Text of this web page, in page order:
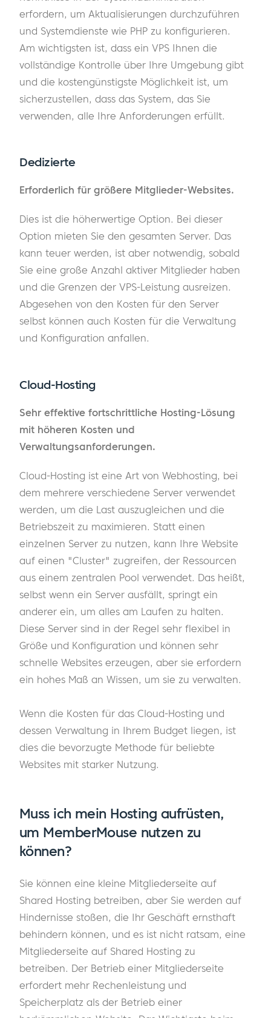
erfordern, um Aktualisierungen durchzuführen
und Systemdienste wie PHP zu konfigurieren.
Am wichtigsten ist, dass ein VPS Ihnen die
vollständige Kontrolle über Ihre Umgebung gibt
und die kostengünstigste Möglichkeit ist, um
sicherzustellen, dass das System, das Sie
verwenden, alle Ihre Anforderungen erfüllt.
Dedizierte
Erforderlich für größere Mitglieder-Websites.
Dies ist die höherwertige Option. Bei dieser
Option mieten Sie den gesamten Server. Das
kann teuer werden, ist aber notwendig, sobald
Sie eine große Anzahl aktiver Mitglieder haben
und die Grenzen der VPS-Leistung ausreizen.
Abgesehen von den Kosten für den Server
selbst können auch Kosten für die Verwaltung
und Konfiguration anfallen.
Cloud-Hosting
Sehr effektive fortschrittliche Hosting-Lösung
mit höheren Kosten und
Verwaltungsanforderungen.
Cloud-Hosting ist eine Art von Webhosting, bei
dem mehrere verschiedene Server verwendet
werden, um die Last auszugleichen und die
Betriebszeit zu maximieren. Statt einen
einzelnen Server zu nutzen, kann Ihre Website
auf einen "Cluster" zugreifen, der Ressourcen
aus einem zentralen Pool verwendet. Das heißt,
selbst wenn ein Server ausfällt, springt ein
anderer ein, um alles am Laufen zu halten.
Diese Server sind in der Regel sehr flexibel in
Größe und Konfiguration und können sehr
schnelle Websites erzeugen, aber sie erfordern
ein hohes Maß an Wissen, um sie zu verwalten.
Wenn die Kosten für das Cloud-Hosting und
dessen Verwaltung in Ihrem Budget liegen, ist
dies die bevorzugte Methode für beliebte
Websites mit starker Nutzung.
Muss ich mein Hosting aufrüsten,
um MemberMouse nutzen zu
können?
Sie können eine kleine Mitgliederseite auf
Shared Hosting betreiben, aber Sie werden auf
Hindernisse stoßen, die Ihr Geschäft ernsthaft
behindern können, und es ist nicht ratsam, eine
Mitgliederseite auf Shared Hosting zu
betreiben. Der Betrieb einer Mitgliederseite
erfordert mehr Rechenleistung und
Speicherplatz als der Betrieb einer